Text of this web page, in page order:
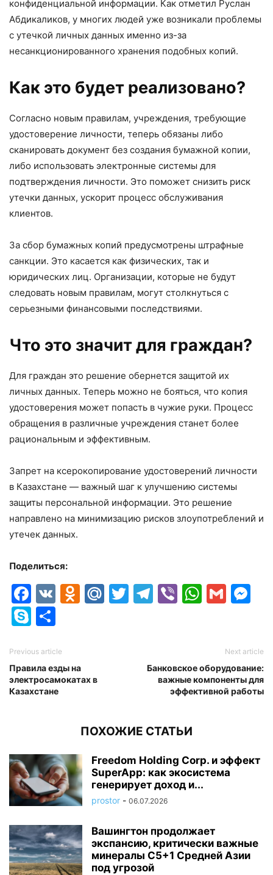
конфиденциальной информации. Как отметил Руслан
Абдикаликов, у многих людей уже возникали проблемы
с утечкой личных данных именно из-за
несанкционированного хранения подобных копий.
Как это будет реализовано?
Согласно новым правилам, учреждения, требующие
удостоверение личности, теперь обязаны либо
сканировать документ без создания бумажной копии,
либо использовать электронные системы для
подтверждения личности. Это поможет снизить риск
утечки данных, ускорит процесс обслуживания
клиентов.
За сбор бумажных копий предусмотрены штрафные
санкции. Это касается как физических, так и
юридических лиц. Организации, которые не будут
следовать новым правилам, могут столкнуться с
серьезными финансовыми последствиями.
Что это значит для граждан?
Для граждан это решение обернется защитой их
личных данных. Теперь можно не бояться, что копия
удостоверения может попасть в чужие руки. Процесс
обращения в различные учреждения станет более
рациональным и эффективным.
Запрет на ксерокопирование удостоверений личности
в Казахстане — важный шаг к улучшению системы
защиты персональной информации. Это решение
направлено на минимизацию рисков злоупотреблений и
утечек данных.
Поделиться:
Facebook
VK Odnoklassniki
Mail.Ru
Twitter
Telegram
Viber
Skype
Previous article
Правила езды на
электросамокатах в
Казахстане
Next article
Банковское оборудование:
важные компоненты для
эффективной работы
ПОХОЖИЕ СТАТЬИ
Freedom Holding Corp. и эффект
SuperApp: как экосистема
генерирует доход и...
prostor - 06.07.2026
Вашингтон продолжает
экспансию, критически важные
минералы C5+1 Средней Азии
под угрозой